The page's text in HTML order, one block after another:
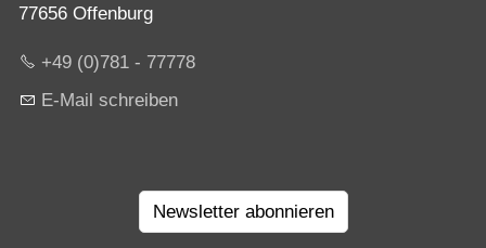
77656 Offenburg
+49 (0)781 - 77778
E-Mail schreiben
Newsletter abonnieren